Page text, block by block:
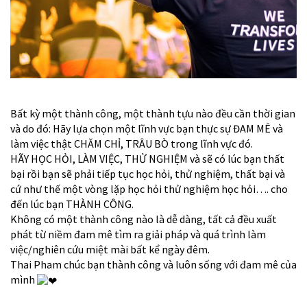
Bất kỳ một thành công, một thành tựu nào đều cần thời gian
và do đó: Hãy lựa chọn một lĩnh vực bạn thực sự ĐAM MÊ và
làm việc thật CHĂM CHỈ, TRÂU BÒ trong lĩnh vực đó.
HÃY HỌC HỎI, LÀM VIỆC, THỬ NGHIỆM và sẽ có lúc bạn thất
bại rồi bạn sẽ phải tiếp tục học hỏi, thử nghiệm, thất bại và
cứ như thế một vòng lặp học hỏi thử nghiệm học hỏi…. cho
đến lúc bạn THÀNH CÔNG.
Không có một thành công nào là dễ dàng, tất cả đều xuất
phát từ niềm đam mê tìm ra giải pháp và quá trình làm
việc/nghiên cứu miệt mài bất kể ngày đêm.
Thai Pham chúc bạn thành công và luôn sống với đam mê của
mình